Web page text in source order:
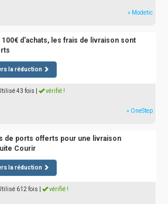
» Modetic
100€ d'achats, les frais de livraison sont
la réduction
Utilisé 43 fois vérifié !
» OneStep
de ports offerts pour une livraison
Courir
la réduction
Utilisé 612 fois vérifié !